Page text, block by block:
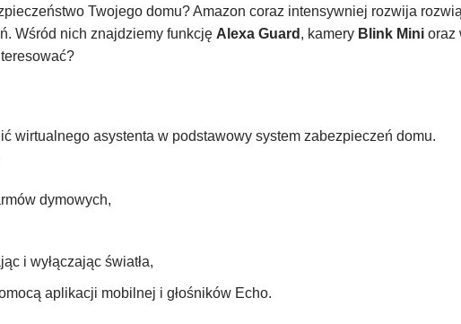
Twojego domu? Amazon coraz intensywniej rozwija
Wśród nich znajdziemy funkcję Alexa Guard , kamery Blink Mini oraz
wirtualnego asystenta w podstawowy system zabezpieczeń domu.
dymowych,
i wyłączając światła,
aplikacji mobilnej i głośników Echo.